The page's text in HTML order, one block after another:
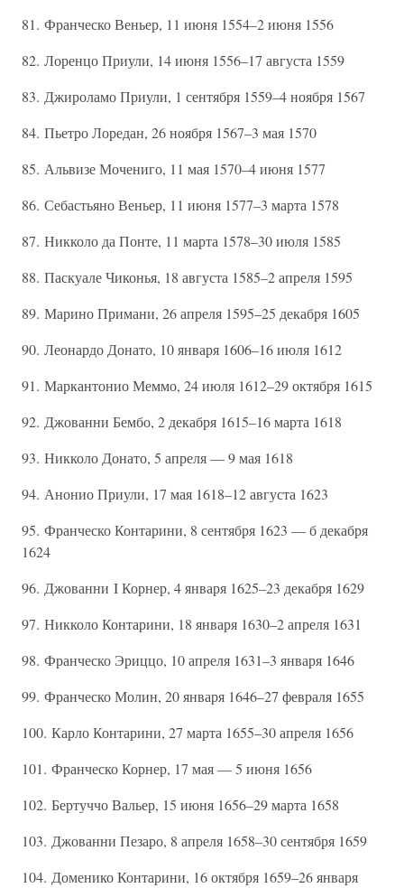
81. Франческо Веньер, 11 июня 1554–2 июня 1556
82. Лоренцо Приули, 14 июня 1556–17 августа 1559
83. Джироламо Приули, 1 сентября 1559–4 ноября 1567
84. Пьетро Лоредан, 26 ноября 1567–3 мая 1570
85. Альвизе Мочениго, 11 мая 1570–4 июня 1577
86. Себастьяно Веньер, 11 июня 1577–3 марта 1578
87. Никколо да Понте, 11 марта 1578–30 июля 1585
88. Паскуале Чиконья, 18 августа 1585–2 апреля 1595
89. Марино Примани, 26 апреля 1595–25 декабря 1605
90. Леонардо Донато, 10 января 1606–16 июля 1612
91. Маркантонио Меммо, 24 июля 1612–29 октября 1615
92. Джованни Бембо, 2 декабря 1615–16 марта 1618
93. Никколо Донато, 5 апреля — 9 мая 1618
94. Анонио Приули, 17 мая 1618–12 августа 1623
95. Франческо Контарини, 8 сентября 1623 — б декабря
1624
96. Джованни I Корнер, 4 января 1625–23 декабря 1629
97. Никколо Контарини, 18 января 1630–2 апреля 1631
98. Франческо Эриццо, 10 апреля 1631–3 января 1646
99. Франческо Молин, 20 января 1646–27 февраля 1655
100. Карло Контарини, 27 марта 1655–30 апреля 1656
101. Франческо Корнер, 17 мая — 5 июня 1656
102. Бертуччо Вальер, 15 июня 1656–29 марта 1658
103. Джованни Пезаро, 8 апреля 1658–30 сентября 1659
104. Доменико Контарини, 16 октября 1659–26 января